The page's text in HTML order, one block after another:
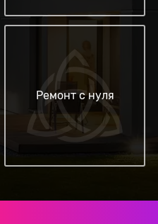
Ремонт с нуля